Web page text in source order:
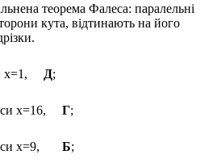
теорема Фалеса: паралельні
кута, відтинають на його
x=1 , Д;
x=16, Г;
x=9, Б;